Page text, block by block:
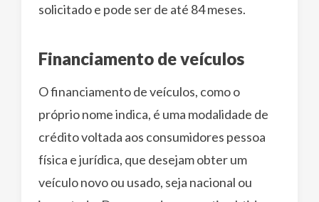
solicitado e pode ser de até 84 meses.
Financiamento de veículos
O financiamento de veículos, como o
próprio nome indica, é uma modalidade de
crédito voltada aos consumidores pessoa
física e jurídica, que desejam obter um
veículo novo ou usado, seja nacional ou